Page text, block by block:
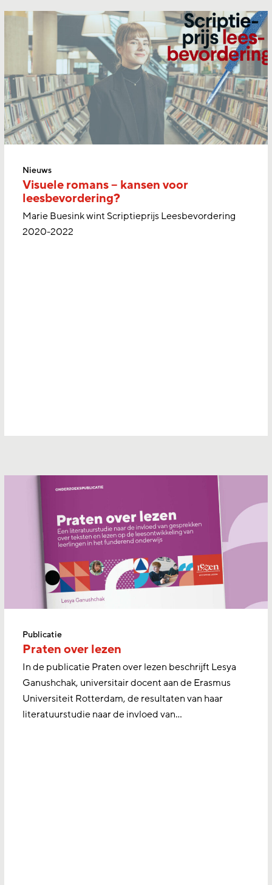
Nieuws
Visuele romans – kansen voor
leesbevordering?
Marie Buesink wint Scriptieprijs Leesbevordering
2020-2022
Publicatie
Praten over lezen
In de publicatie Praten over lezen beschrijft Lesya
Ganushchak, universitair docent aan de Erasmus
Universiteit Rotterdam, de resultaten van haar
literatuurstudie naar de invloed van...